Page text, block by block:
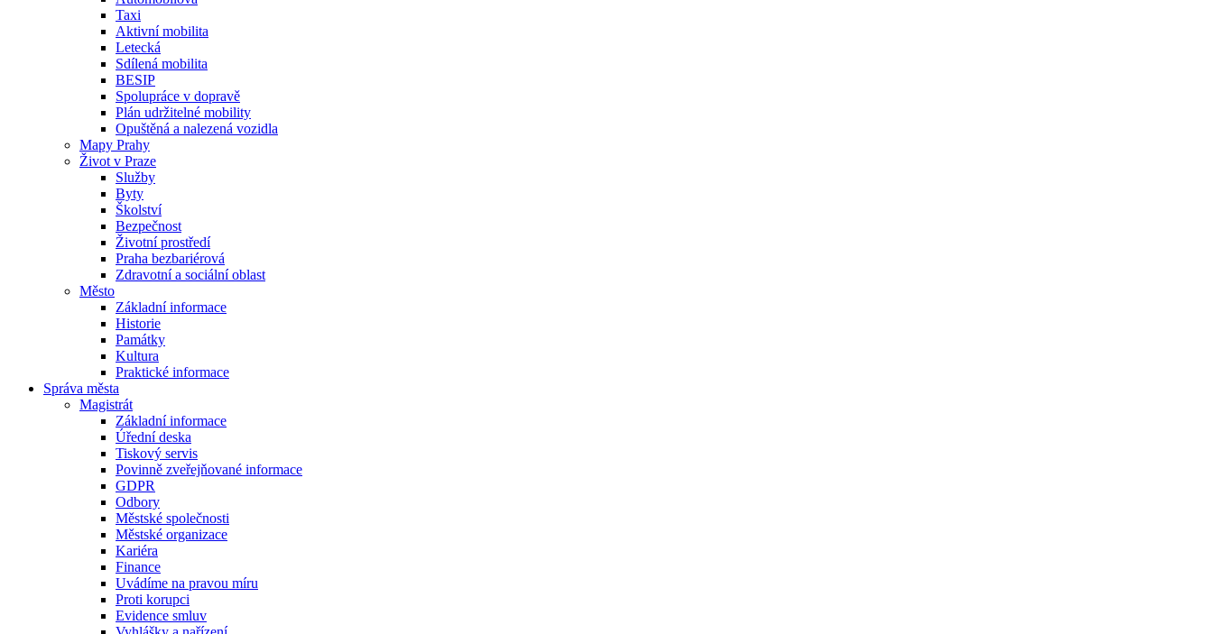
Taxi
Aktivní mobilita
Letecká
Sdílená mobilita
BESIP
Spolupráce v dopravě
Plán udržitelné mobility
Opuštěná a nalezená vozidla
Mapy Prahy
Život v Praze
Služby
Byty
Školství
Bezpečnost
Životní prostředí
Praha bezbariérová
Zdravotní a sociální oblast
Město
Základní informace
Historie
Památky
Kultura
Praktické informace
Správa města
Magistrát
Základní informace
Úřední deska
Tiskový servis
Povinně zveřejňované informace
GDPR
Odbory
Městské společnosti
Městské organizace
Kariéra
Finance
Uvádíme na pravou míru
Proti korupci
Evidence smluv